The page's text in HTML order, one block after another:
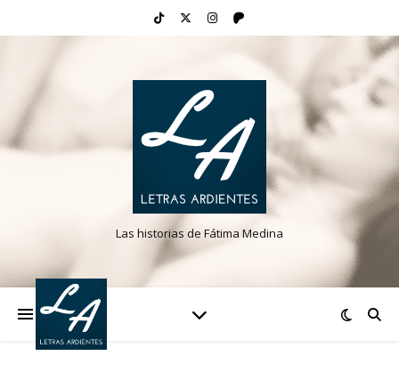
Las historias de Fátima Medina